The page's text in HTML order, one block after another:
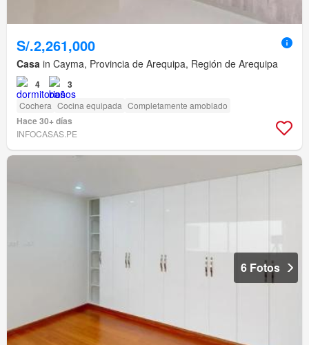
S/.2,261,000
Casa in Cayma, Provincia de Arequipa, Región de Arequipa
4 3
Cochera Cocina equipada Completamente amoblado
Hace 30+ días
INFOCASAS.PE
6 Fotos